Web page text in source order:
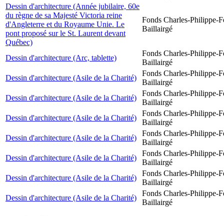
Dessin d'architecture (Année jubilaire, 60e
du règne de sa Majesté Victoria reine
d'Angleterre et du Royaume Unie. Le
pont proposé sur le St. Laurent devant
Québec)
Fonds Charles-Philippe-
Baillairgé
Dessin d'architecture (Arc, tablette)
Fonds Charles-Philippe-
Baillairgé
Dessin d'architecture (Asile de la Charité)
Fonds Charles-Philippe-
Baillairgé
Dessin d'architecture (Asile de la Charité)
Fonds Charles-Philippe-
Baillairgé
Dessin d'architecture (Asile de la Charité)
Fonds Charles-Philippe-
Baillairgé
Dessin d'architecture (Asile de la Charité)
Fonds Charles-Philippe-
Baillairgé
Dessin d'architecture (Asile de la Charité)
Fonds Charles-Philippe-
Baillairgé
Dessin d'architecture (Asile de la Charité)
Fonds Charles-Philippe-
Baillairgé
Dessin d'architecture (Asile de la Charité)
Fonds Charles-Philippe-
Baillairgé